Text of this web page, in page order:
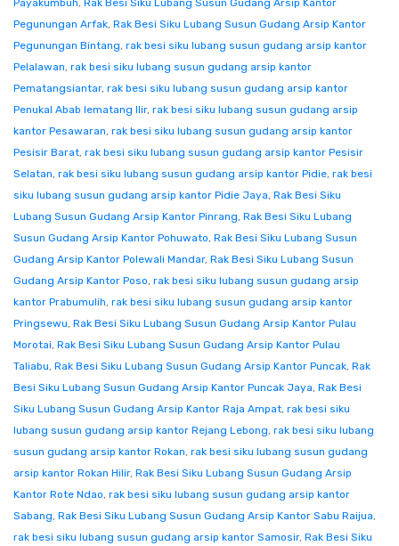
Payakumbuh, Rak Besi Siku Lubang Susun Gudang Arsip Kantor
Pegunungan Arfak, Rak Besi Siku Lubang Susun Gudang Arsip Kantor
Pegunungan Bintang, rak besi siku lubang susun gudang arsip kantor
Pelalawan, rak besi siku lubang susun gudang arsip kantor
Pematangsiantar, rak besi siku lubang susun gudang arsip kantor
Penukal Abab lematang Ilir, rak besi siku lubang susun gudang arsip
kantor Pesawaran, rak besi siku lubang susun gudang arsip kantor
Pesisir Barat, rak besi siku lubang susun gudang arsip kantor Pesisir
Selatan, rak besi siku lubang susun gudang arsip kantor Pidie, rak besi
siku lubang susun gudang arsip kantor Pidie Jaya, Rak Besi Siku
Lubang Susun Gudang Arsip Kantor Pinrang, Rak Besi Siku Lubang
Susun Gudang Arsip Kantor Pohuwato, Rak Besi Siku Lubang Susun
Gudang Arsip Kantor Polewali Mandar, Rak Besi Siku Lubang Susun
Gudang Arsip Kantor Poso, rak besi siku lubang susun gudang arsip
kantor Prabumulih, rak besi siku lubang susun gudang arsip kantor
Pringsewu, Rak Besi Siku Lubang Susun Gudang Arsip Kantor Pulau
Morotai, Rak Besi Siku Lubang Susun Gudang Arsip Kantor Pulau
Taliabu, Rak Besi Siku Lubang Susun Gudang Arsip Kantor Puncak, Rak
Besi Siku Lubang Susun Gudang Arsip Kantor Puncak Jaya, Rak Besi
Siku Lubang Susun Gudang Arsip Kantor Raja Ampat, rak besi siku
lubang susun gudang arsip kantor Rejang Lebong, rak besi siku lubang
susun gudang arsip kantor Rokan, rak besi siku lubang susun gudang
arsip kantor Rokan Hilir, Rak Besi Siku Lubang Susun Gudang Arsip
Kantor Rote Ndao, rak besi siku lubang susun gudang arsip kantor
Sabang, Rak Besi Siku Lubang Susun Gudang Arsip Kantor Sabu Raijua,
rak besi siku lubang susun gudang arsip kantor Samosir, Rak Besi Siku